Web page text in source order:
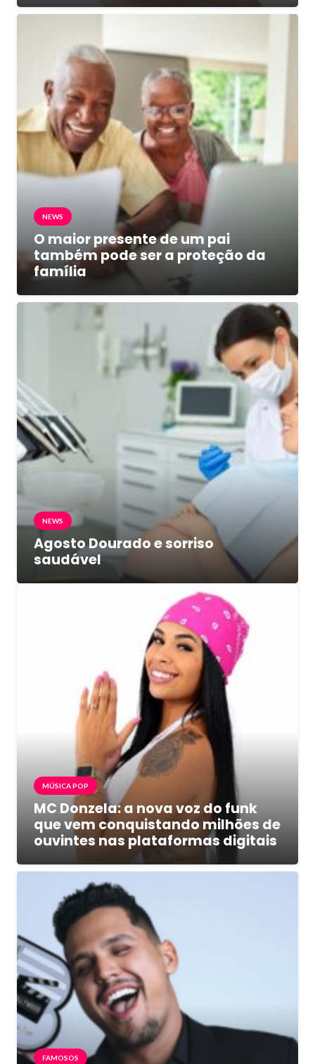
NEWS
O maior presente de um pai
também pode ser a proteção da
família
NEWS
Agosto Dourado e sorriso
saudável
MÚSICA POP
MC Donzela: a nova voz do funk
que vem conquistando milhões de
ouvintes nas plataformas digitais
FAMOSOS